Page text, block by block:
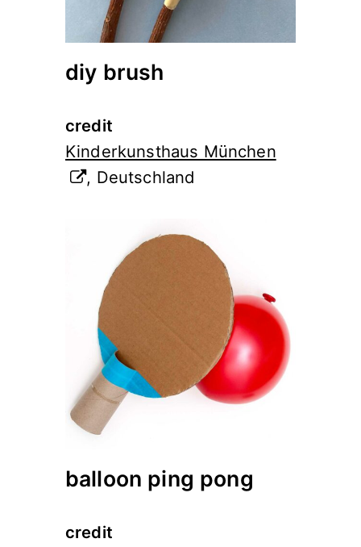
diy brush
credit
Kinderkunsthaus München
, Deutschland
balloon ping pong
credit